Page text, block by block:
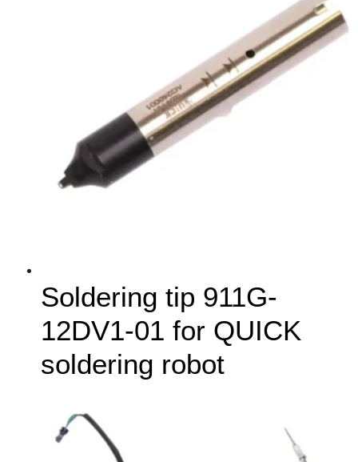
Soldering tip 911G-
12DV1-01 for QUICK
soldering robot